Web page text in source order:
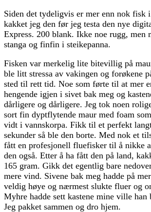
Siden det tydeligvis er mer enn nok fisk
kakket jeg den før jeg testa den nye
Express. 200 blank. Ikke noe rugg, men
stanga og finfin i steikepanna.
Fisken var merkelig lite bitevillig på
ble litt stressa av vakingen og forøkene
sted til rett tid. Noe som førte til at mer
hengende igjen i sivet bak meg og
dårligere og dårligere. Jeg tok noen
sort fin dyptflytende maur med foam
vidt i vannskorpa. Fikk til et perfekt
sekunder så ble den borte. Med nok et
fått en profesjonell fluefisker til å nikke
den også. Etter å ha fått den på land,
165 gram. Gikk det egentlig bare
mere vind. Sivene bak meg hadde på
veldig høye og nærmest slukte fluer og
Myhre hadde sett kastene mine ville han
Jeg pakket sammen og dro hjem.